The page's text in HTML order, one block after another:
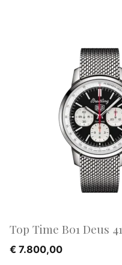
Top Time B01 Deus 41
€ 7.800,00